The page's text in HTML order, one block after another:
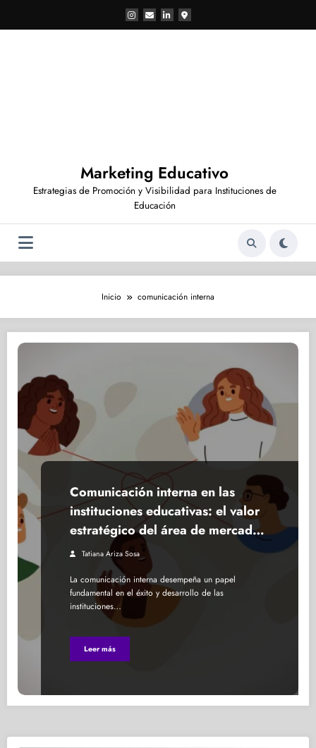
contenido
Marketing Educativo
Estrategias de Promoción y Visibilidad para Instituciones de
Educación
Inicio comunicación interna
Comunicación interna en las
instituciones educativas: el valor
estratégico del área de mercadeo
y comunicaciones
Tatiana Ariza Sosa
La comunicación interna desempeña un papel
fundamental en el éxito y desarrollo de las
instituciones…
Leer más